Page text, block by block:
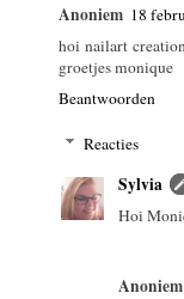
Anoniem 18
hoi nailart
groetjes monique
Beantwoorden
Reacties
Sylvia
Hoi
Anoniem